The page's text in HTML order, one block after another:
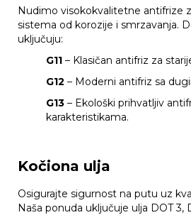
Nudimo visokokvalitetne antifrize
sistema od korozije i smrzavanja.
uključuju:
G11 – Klasičan antifriz za
G12 – Moderni antifriz sa
G13 – Ekološki prihvatljiv
karakteristikama.
Kočiona ulja
Osigurajte sigurnost na putu uz
Naša ponuda uključuje ulja DOT 3,